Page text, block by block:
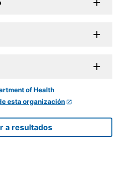
esta organización
a resultados